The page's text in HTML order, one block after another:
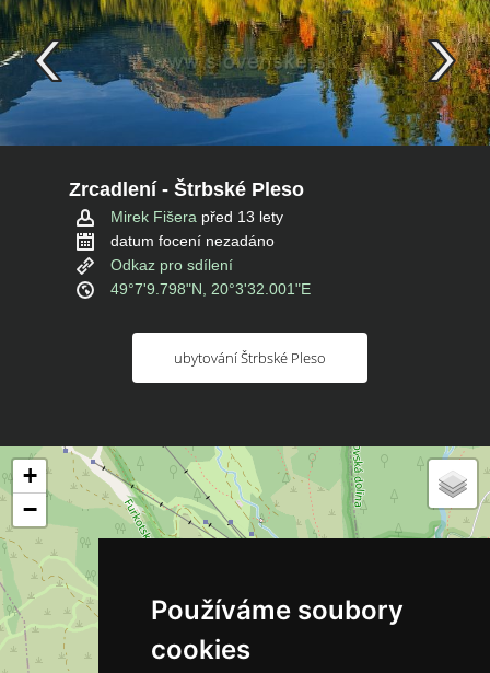
Používáme soubory
cookies
Zrcadlení - Štrbské Pleso
Mirek Fišera před 13 lety
datum focení nezadáno
Odkaz pro sdílení
49°7'9.798"N, 20°3'32.001"E
ubytování Štrbské Pleso
+
−